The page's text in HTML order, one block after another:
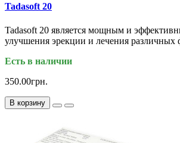
Tadasoft 20
Tadasoft 20 является мощным и
улучшения эрекции и лечения различных
Есть в наличии
350.00грн.
В корзину